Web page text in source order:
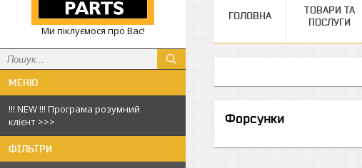
Ми піклуємося про Вас!
!!! NEW !!! Програма розумний
клієнт >>>
ФІЛЬТРИ
ГОЛОВНА
ТОВАРИ ТА
ПОСЛУГИ
Форсунки